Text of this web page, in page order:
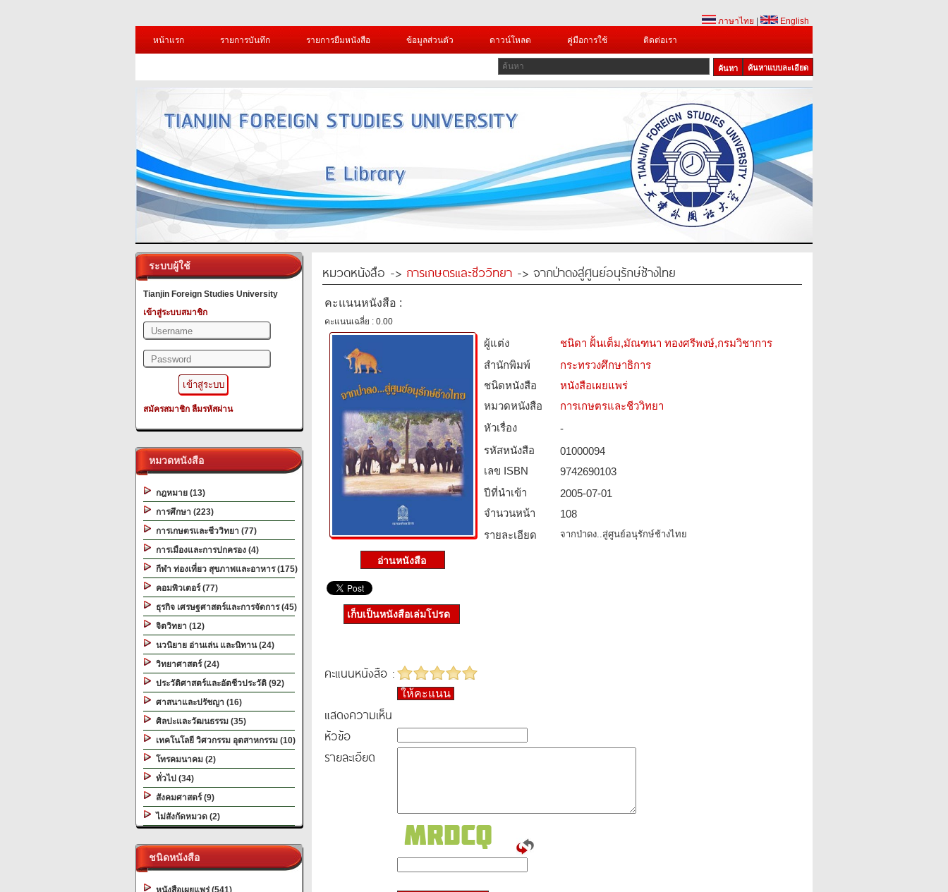
ภาษาไทย
English
หน้าแรก
รายการบันทึก รายการยืมหนังสือ ข้อมูลส่วนตัว ดาวน์โหลด คู่มือการใช้ ติดต่อเรา
ค้นหาแบบละเอียด
ระบบผู้ใช้
Tianjin Foreign Studies University
เข้าสู่ระบบสมาชิก
สมัครสมาชิก ลืมรหัสผ่าน
หมวดหนังสือ
กฎหมาย (13)
การศึกษา (223)
การเกษตรและชีววิทยา (77)
การเมืองและการปกครอง (4)
กีฬา ท่องเที่ยว สุขภาพและอาหาร (175)
คอมพิวเตอร์ (77)
ธุรกิจ เศรษฐศาสตร์และการจัดการ (45)
จิตวิทยา (12)
นวนิยาย อ่านเล่น และนิทาน (24)
วิทยาศาสตร์ (24)
ประวัติศาสตร์และอัตชีวประวัติ (92)
ศาสนาและปรัชญา (16)
ศิลปะและวัฒนธรรม (35)
เทคโนโลยี วิศวกรรม อุตสาหกรรม (10)
โทรคมนาคม (2)
ทั่วไป (34)
สังคมศาสตร์ (9)
ไม่สังกัดหมวด (2)
ชนิดหนังสือ
หนังสือเผยแพร่ (541)
หมวดหนังสือ -> การเกษตรและชีววิทยา -> จากป่าดงสู่ศูนย์อนุรักษ์ช้างไทย
คะแนนหนังสือ :
คะแนนเฉลี่ย : 0.00
ผู้แต่ง
ชนิดา ฝั้นเต็ม,มัณฑนา ทองศรีพงษ์,กรมวิชาการ
สำนักพิมพ์
กระทรวงศึกษาธิการ
ชนิดหนังสือ­
หนังสือเผยแพร่
หมวดหนังสือ­
การเกษตรและชีววิทยา
หัวเรื่อง
-
รหัสหนังสือ­
01000094
เลข ISBN
9742690103
ปีที่นำเข้า
2005-07-01
จำนวนหน้า
108
รายละเอียด
จากป่าดง..สู่ศูนย์อนุรักษ์ช้างไทย
เก็บเป็นหนังสือเล่มโปรด
คะแนนหนังสือ :
ให้คะแนน
แสดงความเห็น
หัวข้อ
รายละเอียด